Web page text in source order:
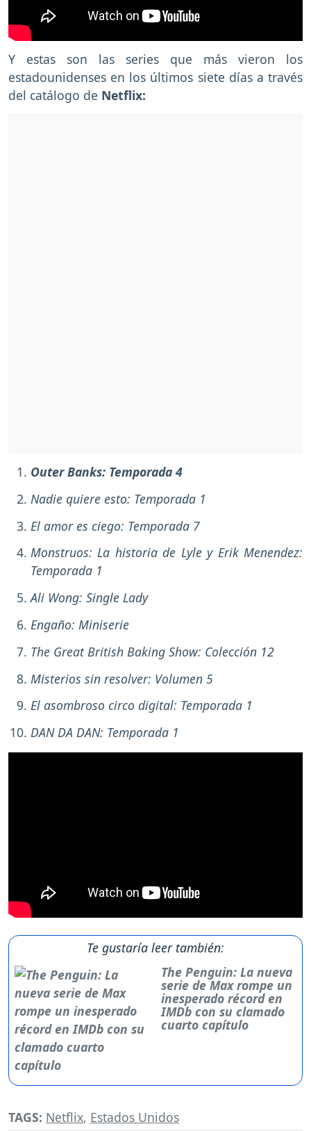
Y estas son las series que más vieron los
estadounidenses en los últimos siete días a través
del catálogo de Netflix:
Outer Banks: Temporada 4
Nadie quiere esto: Temporada 1
El amor es ciego: Temporada 7
Monstruos: La historia de Lyle y Erik Menendez:
Temporada 1
Ali Wong: Single Lady
Engaño: Miniserie
The Great British Baking Show: Colección 12
Misterios sin resolver: Volumen 5
El asombroso circo digital: Temporada 1
DAN DA DAN: Temporada 1
Te gustaría leer también:
The Penguin: La nueva
serie de Max rompe un
inesperado récord en
IMDb con su clamado
cuarto capítulo
TAGS: Netflix, Estados Unidos